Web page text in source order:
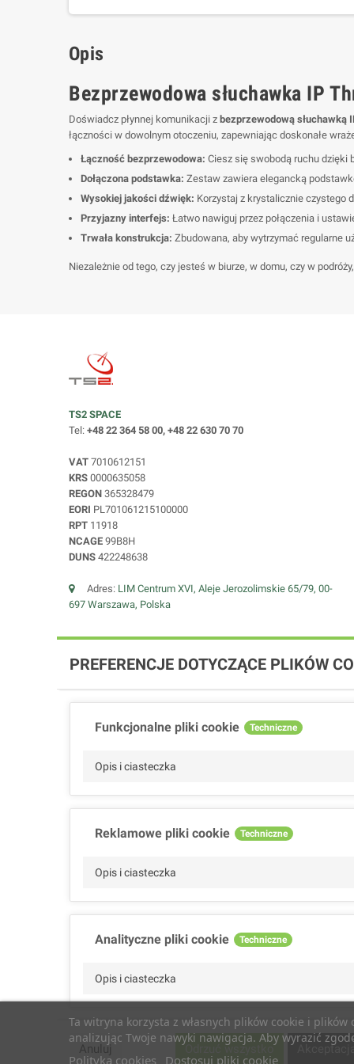
Opis
Bezprzewodowa słuchawka IP
Doświadcz płynnej komunikacji z bezprzewodową słuchawką
łączności w dowolnym otoczeniu, zapewniając doskonałe
Łączność bezprzewodowa: Ciesz się swobodą ruchu dzięki
Dołączona podstawka: Zestaw zawiera elegancką
Wysokiej jakości dźwięk: Korzystaj z krystalicznie czystego
Przyjazny interfejs: Łatwo nawiguj przez połączenia i
Trwała konstrukcja: Zbudowana, aby wytrzymać regularne
Niezależnie od tego, czy jesteś w biurze, w domu, czy w podróży,
TS2 SPACE
Tel: +48 22 364 58 00, +48 22 630 70 70
VAT 7010612151
KRS 0000635058
REGON 365328479
EORI PL701061215100000
RPT 11918
NCAGE 99B8H
DUNS 422248638
Adres: LIM Centrum XVI, Aleje Jerozolimskie 65/79, 00-
697 Warszawa, Polska
Ta witryna korzysta z własnych plików cookie i
analizując Twoje nawyki nawigacja. Aby wyrazić
Polityka cookies Dostosuj pliki cookie
PREFERENCJE DOTYCZĄCE PLIKÓW
Funkcjonalne pliki cookie Techniczne
Opis i ciasteczka
Reklamowe pliki cookie Techniczne
Opis i ciasteczka
Analityczne pliki cookie Techniczne
Opis i ciasteczka
Wydajnościowe pliki cookie Techniczne
Anuluj Odrzuć wszystko